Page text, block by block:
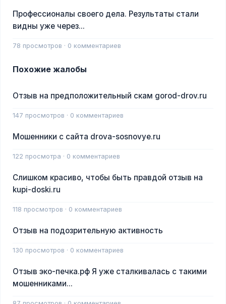
Профессионалы своего дела. Результаты стали
видны уже через...
78 просмотров · 0 комментариев
Похожие жалобы
Отзыв на предположительный скам gorod-drov.ru
147 просмотров · 0 комментариев
Мошенники с сайта drova-sosnovye.ru
122 просмотра · 0 комментариев
Слишком красиво, чтобы быть правдой отзыв на
kupi-doski.ru
118 просмотров · 0 комментариев
Отзыв на подозрительную активность
130 просмотров · 0 комментариев
Отзыв эко-печка.рф Я уже сталкивалась с такими
мошенниками...